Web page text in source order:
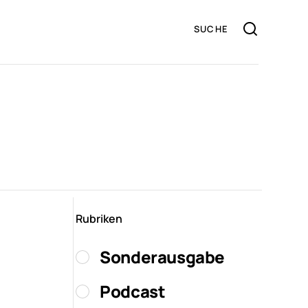
Rubriken
Sonderausgabe
Podcast